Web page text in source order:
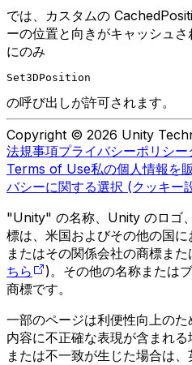
では、カスタムの
ーの位置と向きがキャッシュ
にのみ
Set3DPosition
の呼び出しが許可されます。
Copyright © 2026 Unity
法規事項プライバシーポリシー
Terms of Use私の個人情報を
バシーに関する選択 (クッキー
"Unity" の名称、Unity のロゴ
標は、米国およびその他の国
またはその関係会社の商標ま
ちら
)。その他の名称または
商標です。
一部のページは利便性向上のた
内容に不正確な表現が含まれ
または不一致が生じた場合は、